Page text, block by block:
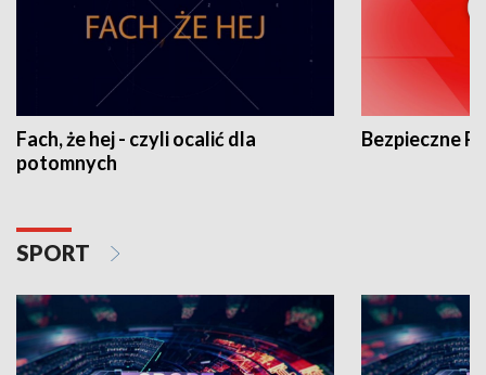
Fach, że hej - czyli ocalić dla
potomnych
Bezpieczne
SPORT